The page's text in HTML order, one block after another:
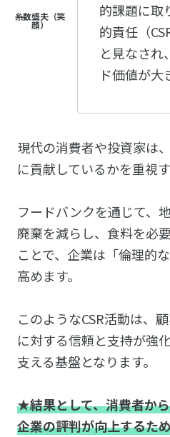
的課題に取
的責任（
と見なされ
ド価値が大
現代の消費者や投資家は
に貢献しているかを重視
フードバンクを通じて、
廃棄を減らし、食料を必
ことで、企業は「倫理的
高めます。
このようなCSR活動は、
に対する信頼と支持が強
支える基盤となります。
★結果として、消費者か
企業の評判が向上するた